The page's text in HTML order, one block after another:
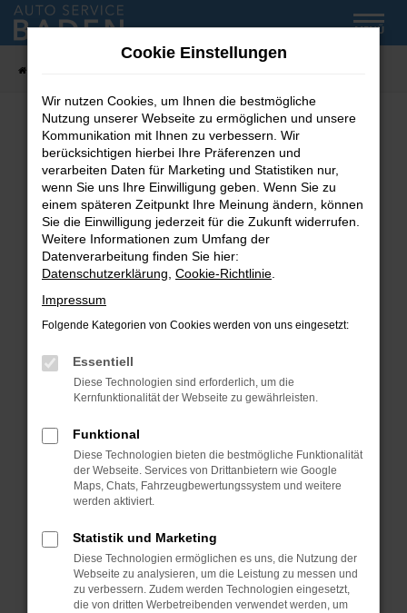
Zum
Hauptinhalt
MENÜ
Fehler: Network Error
Beim Laden ist ein Fehler aufgetreten.
Hier sind ein paar Tipps, die dir helfen können:
Überprüfe deine Firewall und deine
Internetverbindung.
Laden andere Webseiten, zum Beispiel deine
Suchmaschine?
Prüfe deine Browsererweiterungen.
können das Laden bestimmter Seiten
verhindern. Funktioniert die Seite in einem
Fenster?
Starte dein Gerät neu.
Das kann manchmal helfen, vorübergehende
Probleme zu beheben.
Betriebssystem auf dem neuesten Stand
sind.
Veraltete Software birgt nicht nur ein
Sicherheitsrisiko, sondern kann auch dazu
Cookie Einstellungen
Wir nutzen Cookies, um Ihnen die bestmögliche
Nutzung unserer Webseite zu ermöglichen und unsere
Kommunikation mit Ihnen zu verbessern. Wir
berücksichtigen hierbei Ihre Präferenzen und
verarbeiten Daten für Marketing und Statistiken nur,
wenn Sie uns Ihre Einwilligung geben. Wenn Sie zu
einem späteren Zeitpunkt Ihre Meinung ändern, können
Sie die Einwilligung jederzeit für die Zukunft widerrufen.
Weitere Informationen zum Umfang der
Datenverarbeitung finden Sie hier:
Datenschutzerklärung Cookie-Richtlinie
Impressum
Folgende Kategorien von Cookies werden von uns eingesetzt:
Essentiell
Diese Technologien sind erforderlich, um die
Kernfunktionalität der Webseite zu gewährleisten.
Funktional
Diese Technologien bieten die bestmögliche Funktionalität
der Webseite. Services von Drittanbietern wie Google
Maps, Chats, Fahrzeugbewertungssystem und weitere
werden aktiviert.
Statistik und Marketing
Diese Technologien ermöglichen es uns, die Nutzung der
Webseite zu analysieren, um die Leistung zu messen und
zu verbessern. Zudem werden Technologien eingesetzt,
die von dritten Werbetreibenden verwendet werden, um